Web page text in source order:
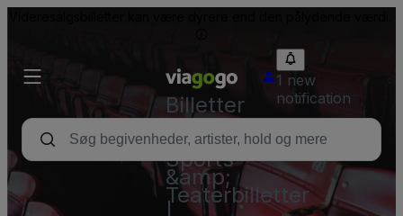
Billetter
-
Koncert-,
Sports-
&amp;
Teaterbilletter
1 new
notification